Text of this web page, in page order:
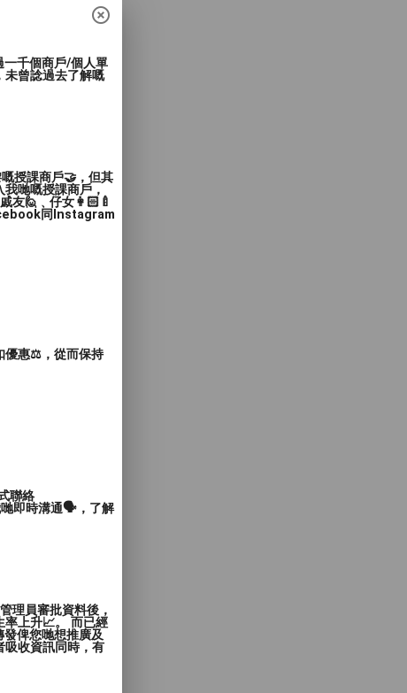
千個商戶/個人單
未曾諗過去了解嘅
授課商戶🤝，但其
哋嘅授課商戶，
友🙋﹑仔女👩🏻‍🍼
同Instagram
優惠⚖️，從而保持
聯絡
哋即時溝通🗣️，了解
理員審批資料後，
率上升📈。 而已經
俾您哋想推廣及
吸收資訊同時，有